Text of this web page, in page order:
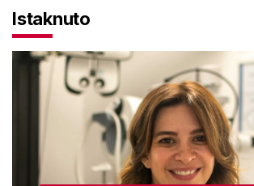
Istaknuto